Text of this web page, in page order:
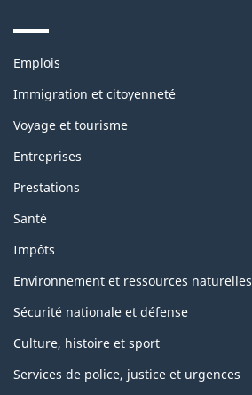
Themes
topics
Emplois
Immigration et citoyenneté
Voyage et tourisme
Entreprises
Prestations
Santé
Impôts
Environnement et ressources naturelles
Sécurité nationale et défense
Culture, histoire et sport
Services de police, justice et urgences